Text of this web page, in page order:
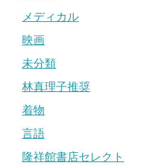
メディカル
映画
未分類
林真理子推奨
着物
言語
隆祥館書店セレクト